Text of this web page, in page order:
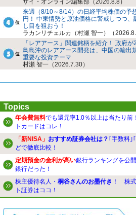
ザイ・オンライン編集部（2026.8.8）
来週（8/10～8/14）の日経平均株価の予
円！ 中東情勢と原油価格に警戒しつつ
し目を狙おう！
ラカンリチェルカ（村瀬 智一）（
「レアアース」関連銘柄を紹介！ 政府
鳥島沖のレアアース開発は、中国の輸出
重要な投資テーマ
村瀬 智一（2026.7.30）
Topics
年会費無料でも還元率1.0％以上は当たり
トカードはコレ！
「新NISA」 おすすめ証券会社は？ ｢手数料｣
どで徹底比較！
定期預金の金利が高い銀行ランキングを公開
銀行だった！
株主優待名人・ 桐谷さんのお墨付き ！ 株式
ト証券はココ！